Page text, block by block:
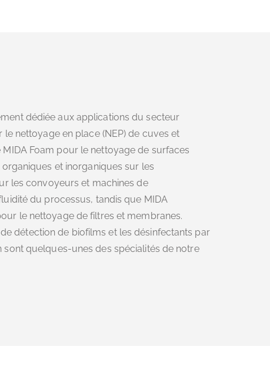
dédiée aux applications du secteur
nettoyage en place (NEP) de cuves et
Foam pour le nettoyage de surfaces
et inorganiques sur les
les convoyeurs et machines de
du processus, tandis que MIDA
le nettoyage de filtres et membranes.
détection de biofilms et les désinfectants par
quelques-unes des spécialités de notre